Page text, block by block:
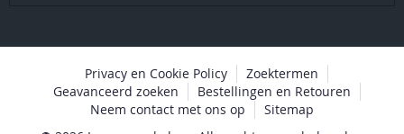
Privacy en Cookie Policy
Zoektermen
Geavanceerd zoeken
Bestellingen en Retouren
Neem contact met ons op
Sitemap